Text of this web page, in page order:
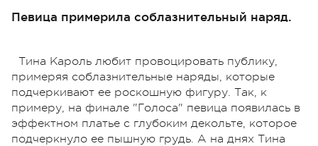
Певица примерила соблазнительный наряд.
Тина Кароль любит провоцировать публику,
примеряя соблазнительные наряды, которые
подчеркивают ее роскошную фигуру. Так, к
примеру, на финале "Голоса" певица появилась в
эффектном платье с глубоким декольте, которое
подчеркнуло ее пышную грудь. А на днях Тина